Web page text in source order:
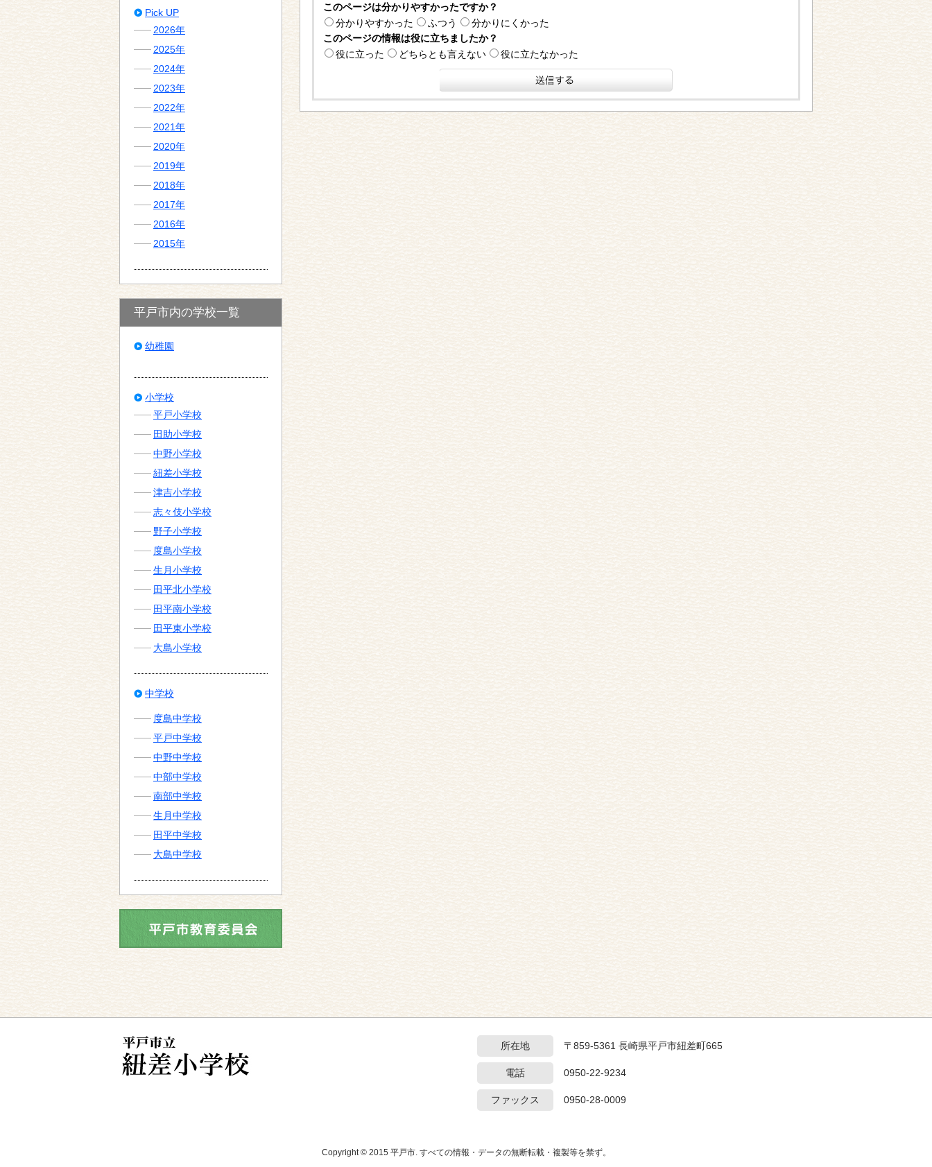
このページは分かりやすかったですか？
分かりやすかった
ふつう
分かりにくかった
このページの情報は役に立ちましたか？
役に立った
どちらとも言えない 役に立たなかった
Pick UP
2026年
2025年
2024年
2023年
2022年
2021年
2020年
2019年
2018年
2017年
2016年
2015年
平戸市内の学校一覧
幼稚園
小学校
平戸小学校
田助小学校
中野小学校
紐差小学校
津吉小学校
志々伎小学校
野子小学校
度島小学校
生月小学校
田平北小学校
田平南小学校
田平東小学校
大島小学校
中学校
度島中学校
平戸中学校
中野中学校
中部中学校
南部中学校
生月中学校
田平中学校
大島中学校
所在地 〒859-5361 長崎県平戸市紐差町665
電話 0950-22-9234
ファックス 0950-28-0009
Copyright © 2015 平戸市. すべての情報・データの無断転載・複製等を禁ず。